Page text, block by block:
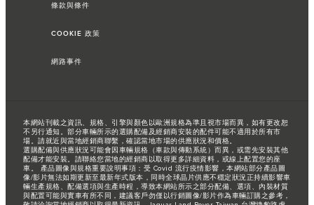
條款與條件
COOKIE 政策
網路事件
本網站刊載之資訊、規格、引擎與顏色以歐洲規格為準且視市場而異，如有更改恕
不另行通知。部分車輛所示的選購配備及經銷商安裝的配件可能不適用於所有市
場。請就近與當地經銷商聯繫，確認當地市場的供應狀況和價格。
選購配備與供應狀況可能會因車輛規格（車款與傳動系統）而異，或需先安裝其他
配備才能安裝。請聯絡您當地的經銷商以取得更多詳細資料，或線上配置您的座
車。 產品圖像與規格重要說明事項：受 Covid 流行疫情影響，本網站部分產品圖
像/影片無法如期更新至最新年式版本，同時全球晶片供應不穩定狀況正持續影響車
輛生產規格、配備選項與生產時程，導致本網站所示之部分配備、選項、內裝材質
與配置可能與實車有所不同，建議客戶勿僅以行銷圖像/影片作為車輛訂購之參考，